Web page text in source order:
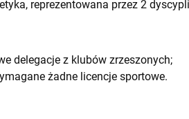
reprezentowana przez 2
delegacje z klubów zrzeszonych;
żadne licencje sportowe.